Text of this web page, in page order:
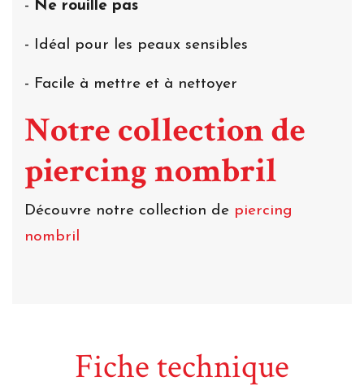
- Ne rouille pas
- Idéal pour les peaux sensibles
- Facile à mettre et à nettoyer
Notre collection de
piercing nombril
Découvre notre collection de piercing
nombril
Fiche technique